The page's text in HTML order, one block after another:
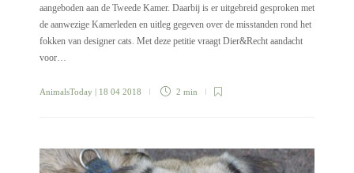
aangeboden aan de Tweede Kamer. Daarbij is er uitgebreid gesproken met
de aanwezige Kamerleden en uitleg gegeven over de misstanden rond het
fokken van designer cats. Met deze petitie vraagt Dier&Recht aandacht
voor…
AnimalsToday | 18 04 2018 2 min